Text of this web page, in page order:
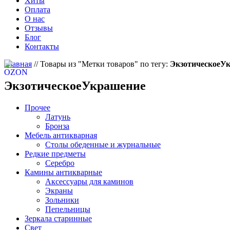
Оплата
О нас
Отзывы
Блог
Контакты
Главная //Товары из "Метки товаров" по тегу:
ЭкзотическоеУкрашение
Прочее
Латунь
Бронза
Мебель антикварная
Столы обеденные и журнальные
Редкие предметы
Серебро
Камины антикварные
Аксессуары для каминов
Экраны
Зольники
Пепельницы
Зеркала старинные
Свет